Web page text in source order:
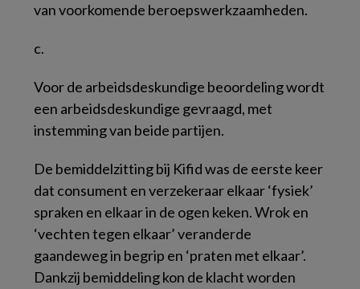
van voorkomende beroepswerkzaamheden.
c.
Voor de arbeidsdeskundige beoordeling wordt
een arbeidsdeskundige gevraagd, met
instemming van beide partijen.
De bemiddelzitting bij Kifid was de eerste keer
dat consument en verzekeraar elkaar ‘fysiek’
spraken en elkaar in de ogen keken. Wrok en
‘vechten tegen elkaar’ veranderde
gaandeweg in begrip en ‘praten met elkaar’.
Dankzij bemiddeling kon de klacht worden